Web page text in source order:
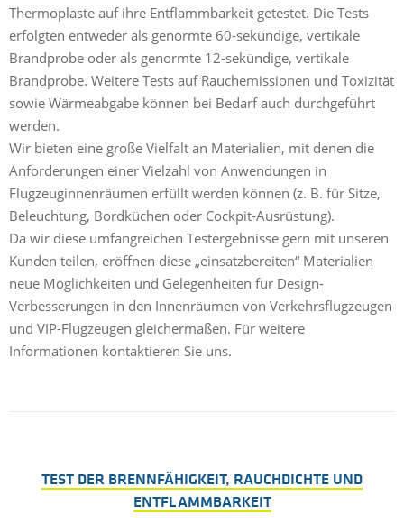
Thermoplaste auf ihre Entflammbarkeit getestet. Die Tests
erfolgten entweder als genormte 60-sekündige, vertikale
Brandprobe oder als genormte 12-sekündige, vertikale
Brandprobe. Weitere Tests auf Rauchemissionen und Toxizität
sowie Wärmeabgabe können bei Bedarf auch durchgeführt
werden.
Wir bieten eine große Vielfalt an Materialien, mit denen die
Anforderungen einer Vielzahl von Anwendungen in
Flugzeuginnenräumen erfüllt werden können (z. B. für Sitze,
Beleuchtung, Bordküchen oder Cockpit-Ausrüstung).
Da wir diese umfangreichen Testergebnisse gern mit unseren
Kunden teilen, eröffnen diese „einsatzbereiten“ Materialien
neue Möglichkeiten und Gelegenheiten für Design-
Verbesserungen in den Innenräumen von Verkehrsflugzeugen
und VIP-Flugzeugen gleichermaßen. Für weitere
Informationen kontaktieren Sie uns.
TEST DER BRENNFÄHIGKEIT, RAUCHDICHTE UND
ENTFLAMMBARKEIT